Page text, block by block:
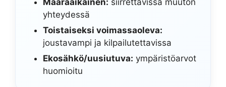
yhteydessä
Toistaiseksi voimassaoleva:
joustavampi ja kilpailutettavissa
Ekosähkö/uusiutuva: ympäristöarvot
huomioitu